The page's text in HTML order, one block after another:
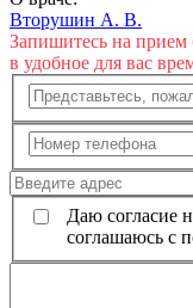
Вторушин А. В.
Запишитесь на прием
в удобное для вас
Даю согласие
соглашаюсь с